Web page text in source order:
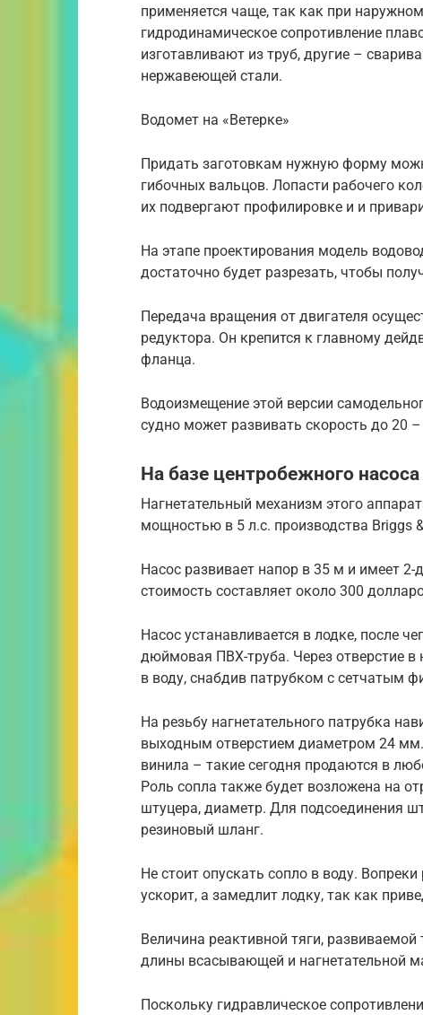
применяется чаще, так как при
гидродинамическое сопротивление
изготавливают из труб, другие –
нержавеющей стали.
Водомет на «Ветерке»
Придать заготовкам нужную форму
гибочных вальцов. Лопасти рабочего
их подвергают профилировке и и
На этапе проектирования модель
достаточно будет разрезать, чтобы
Передача вращения от двигателя
редуктора. Он крепится к главному
фланца.
Водоизмещение этой версии
судно может развивать скорость до 20
На базе центробежного насоса
Нагнетательный механизм этого
мощностью в 5 л.с. производства Briggs
Насос развивает напор в 35 м и имеет
стоимость составляет около 300
Насос устанавливается в лодке, после
дюймовая ПВХ-труба. Через отверстие
в воду, снабдив патрубком с сетчатым
На резьбу нагнетательного патрубка
выходным отверстием диаметром 24
винила – такие сегодня продаются в
Роль сопла также будет возложена на
штуцера, диаметр. Для подсоединения
резиновый шланг.
Не стоит опускать сопло в воду.
ускорит, а замедлит лодку, так как
Величина реактивной тяги,
длины всасывающей и нагнетательной
Поскольку гидравлическое